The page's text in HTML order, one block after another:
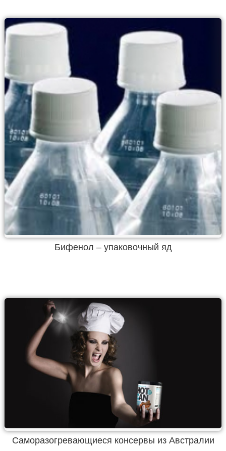
Бифенол – упаковочный яд
Саморазогревающиеся консервы из Австралии